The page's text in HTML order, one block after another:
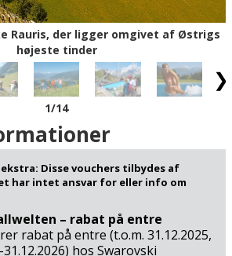
indbyggere ligger 910 m.o.h. ved
nationalpark Hohe Tauern, og
hører uden tvivl til blandt
Placeringen i hjertet af
ganske tæt på grænsen til Tyrol giver
smukkeste kulisse tæt på
I kan for eksempel se frem
over Østrigs højeste
(27 km), besøge den
dæmning (37 km) og
(76 km) eller opleve stemningen på
am See (27 km).
Rauris, der ligger omgivet af Østrigs
højeste tinder
1/14
Disse vouchers tilbydes af
har intet ansvar for eller info om
– rabat på entre
rabat på entre (t.o.m. 31.12.2025,
hos Swarovski